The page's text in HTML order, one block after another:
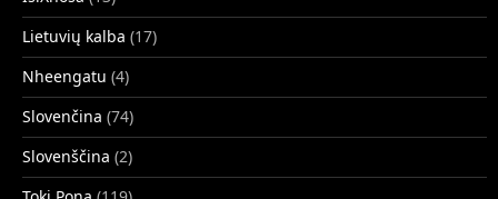
Lietuvių kalba (17)
Nheengatu (4)
Slovenčina (74)
Slovenščina (2)